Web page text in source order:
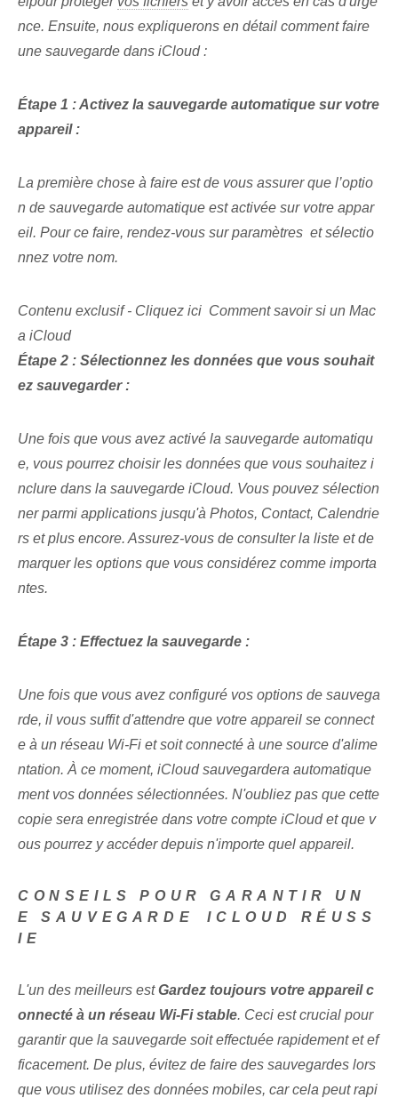
nce. Ensuite, nous expliquerons en détail comment faire
une sauvegarde dans iCloud :
Étape 1 : Activez la sauvegarde automatique sur votre
appareil :
La première chose à faire est de vous assurer que l’optio
n de sauvegarde automatique est activée sur votre appar
eil. Pour ce faire, rendez-vous surparamètres ⁤ et sélectio
nnez votre nom.
Contenu exclusif - Cliquez ici Comment savoir si un Mac
a iCloud
Étape 2 : Sélectionnez les données que vous souhait
ez sauvegarder :
Une fois que vous avez activé la sauvegarde automatiqu
e, vous pourrez choisir les données que vous souhaitez i
nclure dans la sauvegarde iCloud. Vous pouvez sélection
ner parmi applications jusqu'à Photos, Contact,⁣ Calendrie
rs et plus encore.⁤ Assurez-vous de consulter la⁢ liste et‌ de
marquer les options que vous considérez comme importa
ntes.
Étape 3 : Effectuez la sauvegarde :
Une fois que vous avez configuré vos options de sauvega
rde, il vous suffit d'attendre que votre appareil se connect
e à un réseau Wi-Fi et soit connecté à une source d'alime
ntation. À ce moment, iCloud sauvegardera automatique
ment vos données sélectionnées. N'oubliez pas que cette
copie sera enregistrée dans votre compte iCloud et que v
ous pourrez y accéder depuis n'importe quel appareil.
CONSEILS POUR GARANTIR UN
E SAUVEGARDE ⁢ICLOUD RÉUSS
IE
L'un des meilleurs estGardez toujours votre appareil c
onnecté à un réseau Wi-Fi stable. Ceci est crucial pour
garantir que la sauvegarde soit effectuée rapidement et ef
ficacement. De plus, évitez de faire des sauvegardes lors
que vous utilisez des données mobiles, car cela peut rapi